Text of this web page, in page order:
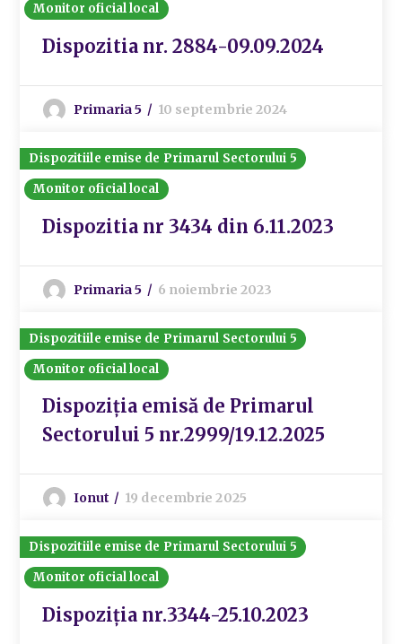
Monitor oficial local
Dispozitia nr. 2884-09.09.2024
Primaria 5 10 septembrie 2024
Dispozitiile emise de Primarul Sectorului 5
Monitor oficial local
Dispozitia nr 3434 din 6.11.2023
Primaria 5 6 noiembrie 2023
Dispozitiile emise de Primarul Sectorului 5
Monitor oficial local
Dispoziția emisă de Primarul
Sectorului 5 nr.2999/19.12.2025
Ionut 19 decembrie 2025
Dispozitiile emise de Primarul Sectorului 5
Monitor oficial local
Dispoziția nr.3344-25.10.2023